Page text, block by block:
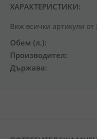
ХАРАКТЕРИСТИКИ:
Виж всички артикули от
Обем (л.)
Производител
Държава